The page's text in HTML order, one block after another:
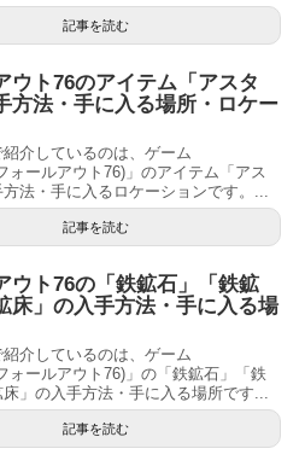
記事を読む
ウト76のアイテム「アスタ
方法・手に入る場所・ロケー
介しているのは、ゲーム
ォールアウト76)」のアイテム「アス
方法・手に入るロケーションです。...
記事を読む
ウト76の「鉄鉱石」「鉄鉱
床」の入手方法・手に入る場
介しているのは、ゲーム
ォールアウト76)」の「鉄鉱石」「鉄
」の入手方法・手に入る場所です...
記事を読む